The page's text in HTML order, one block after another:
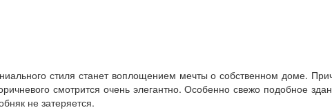
стиля станет воплощением мечты о собственном доме.
смотрится очень элегантно. Особенно свежо подобное
не затеряется.